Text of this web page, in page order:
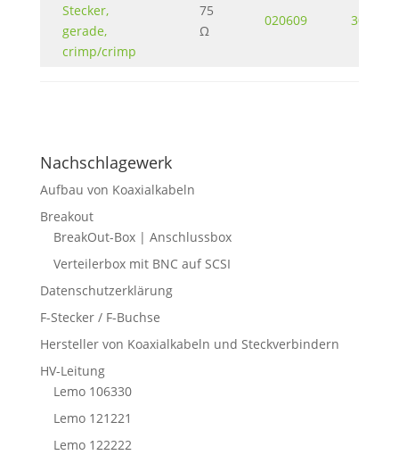
Stecker,
gerade,
crimp/crimp
75
Ω
020609 30 KB
Nachschlagewerk
Aufbau von Koaxialkabeln
Breakout
BreakOut-Box | Anschlussbox
Verteilerbox mit BNC auf SCSI
Datenschutzerklärung
F-Stecker / F-Buchse
Hersteller von Koaxialkabeln und Steckverbindern
HV-Leitung
Lemo 106330
Lemo 121221
Lemo 122222